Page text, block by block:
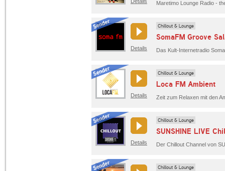
Details
Chillout & Lounge
SomaFM Groove
Details
Chillout & Lounge
Loca FM Ambient
Zeit zum Relaxen mit den
Details
Chillout & Lounge
SUNSHINE LIVE
Chillout & Lounge